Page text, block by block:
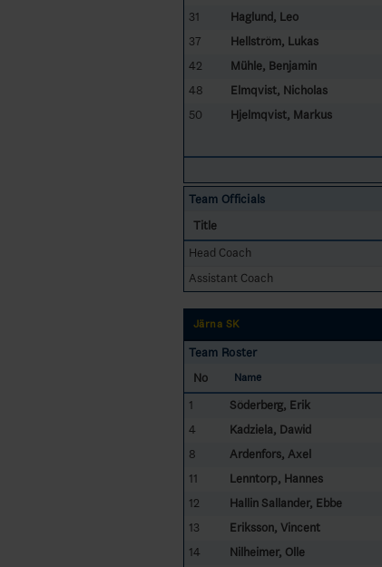
31
Haglund, Leo
37
Hellström, Lukas
42
Mühle, Benjamin
48
Elmqvist, Nicholas
50
Hjelmqvist, Markus
Team Officials
Title
Head Coach
Assistant Coach
Järna SK
Team Roster
No
Name
1 Söderberg, Erik
4
Kadziela, Dawid
8
Ardenfors, Axel
11
Lenntorp, Hannes
12
Hallin Sallander, Ebbe
13
Eriksson, Vincent
14
Nilheimer, Olle